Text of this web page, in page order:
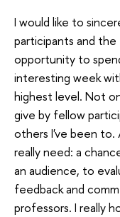
I would like to
participants and
opportunity to
interesting week
highest level. Not
give by fellow
others I've been to.
really need: a
an audience, to
feedback and
professors. I really